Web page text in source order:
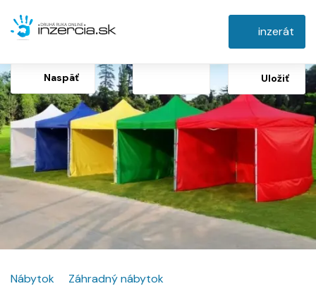
inzerát
Naspäť Uložiť
Nábytok Záhradný nábytok